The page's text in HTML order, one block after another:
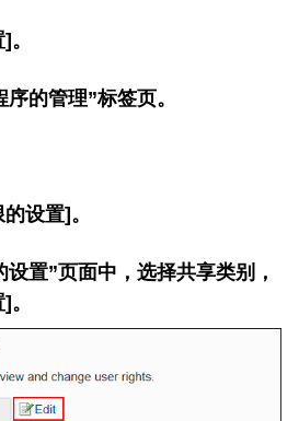
的管理”标签页。
设置]。
设置”页面中，选择共享类别，